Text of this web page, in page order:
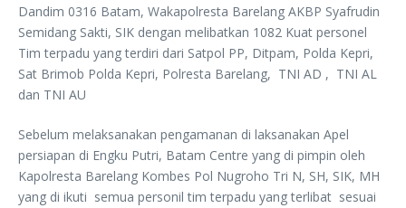
Dandim 0316 Batam, Wakapolresta Barelang AKBP Syafrudin
Semidang Sakti, SIK dengan melibatkan 1082 Kuat personel
Tim terpadu yang terdiri dari Satpol PP, Ditpam, Polda Kepri,
Sat Brimob Polda Kepri, Polresta Barelang, TNI AD , TNI AL
dan TNI AU
Sebelum melaksanakan pengamanan di laksanakan Apel
persiapan di Engku Putri, Batam Centre yang di pimpin oleh
Kapolresta Barelang Kombes Pol Nugroho Tri N, SH, SIK, MH
yang di ikuti semua personil tim terpadu yang terlibat sesuai